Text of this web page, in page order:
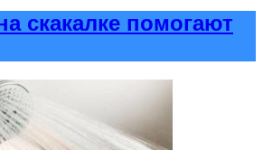
скакалке помогают